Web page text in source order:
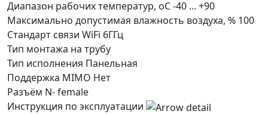
Диапазон рабочих температур, оС-40 ... +90
Максимально допустимая влажность воздуха, % 100
Стандарт связи WiFi 6ГГц
Тип монтажа на трубу
Тип исполнения Панельная
Поддержка MIMO Нет
Разъём N- female
Инструкция по эксплуатации